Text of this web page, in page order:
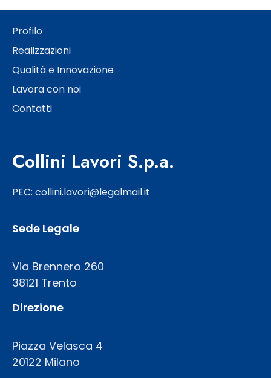
Profilo
Realizzazioni
Qualità e Innovazione
Lavora con noi
Contatti
Collini Lavori S.p.a.
PEC: collini.lavori@legalmail.it
Sede Legale
Via Brennero 260
38121 Trento
Direzione
Piazza Velasca 4
20122 Milano